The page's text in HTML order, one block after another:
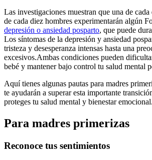
Las investigaciones muestran que una de
de cada diez hombres experimentarán algún
depresión o ansiedad posparto, que puede
Los síntomas de la depresión y ansiedad
tristeza y desesperanza intensas hasta una
excesivos.Ambas condiciones pueden
bebé y mantener bajo control tu salud mental
Aquí tienes algunas pautas para madres
te ayudarán a superar esta importante
proteges tu salud mental y bienestar emocional.
Para madres primerizas
Reconoce tus sentimientos